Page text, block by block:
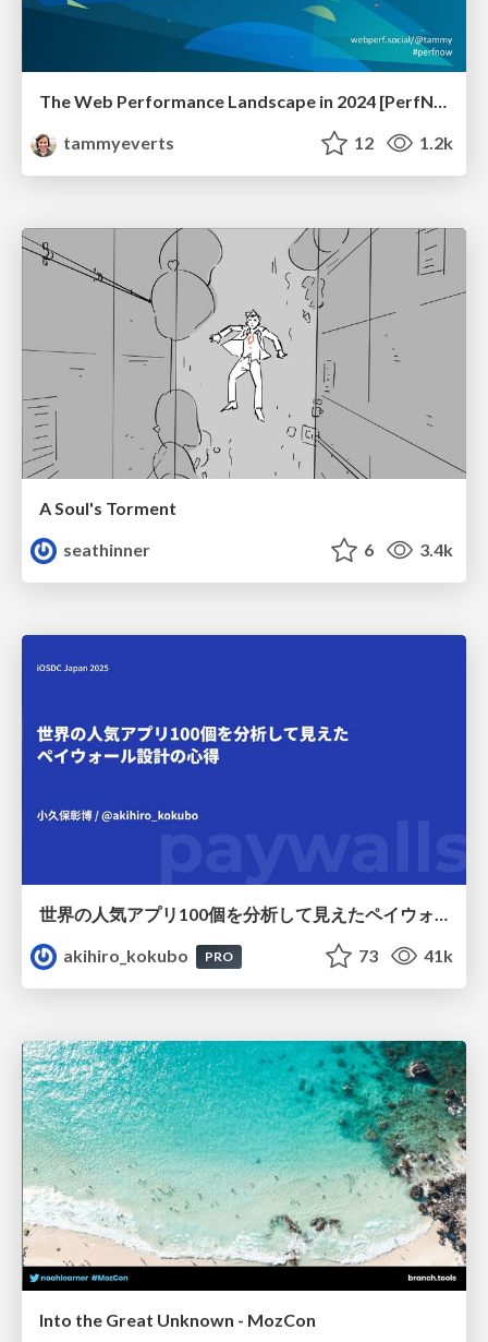
The Web Performance Landscape in 2024 [PerfNow 2024]
tammyeverts
12 1.2k
A Soul's Torment
seathinner
6 3.4k
世界の人気アプリ100個を分析して見えたペイウォール設計の心得
akihiro_kokubo
PRO 73 41k
Into the Great Unknown - MozCon